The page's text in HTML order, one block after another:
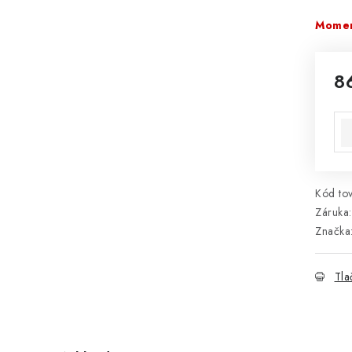
Kód
Záruka: